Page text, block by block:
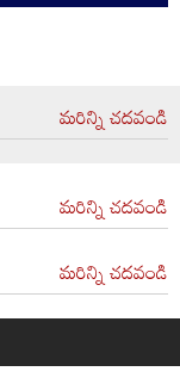
మరిన్ని చదవండి
మరిన్ని చదవండి
మరిన్ని చదవండి